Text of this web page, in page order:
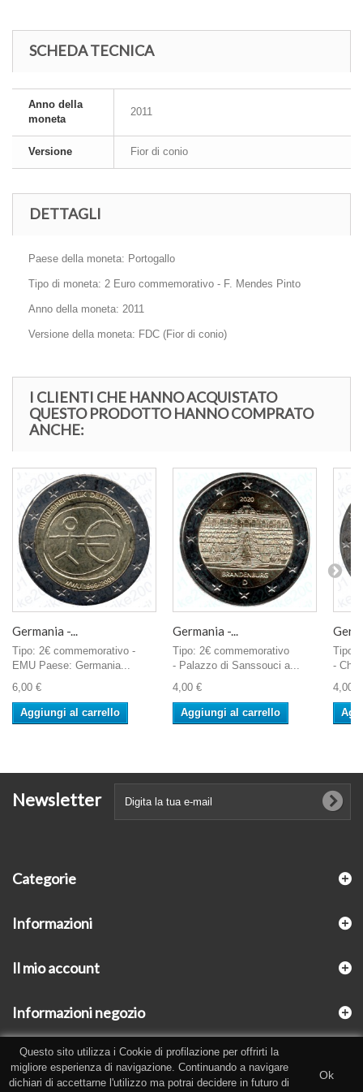
SCHEDA TECNICA
Anno della
moneta
2011
Versione Fior di conio
DETTAGLI
Paese della moneta: Portogallo
Tipo di moneta: 2 Euro commemorativo - F. Mendes Pinto
Anno della moneta: 2011
Versione della moneta: FDC (Fior di conio)
I CLIENTI CHE HANNO ACQUISTATO
QUESTO PRODOTTO HANNO COMPRATO
ANCHE:
Germania -...
Tipo: 2€ commemorativo -
EMU Paese: Germania...
6,00 €
Aggiungi al carrello
Germania -...
Tipo: 2€ commemorativo
- Palazzo di Sanssouci a...
4,00 €
Aggiungi al carrello
Tipo:
-
4,00 €
Newsletter
Categorie
Informazioni
Il mio account
Informazioni negozio
Questo sito utilizza i Cookie di profilazione per offrirti la
migliore esperienza di navigazione. Continuando a navigare
dichiari di accettarne l'utilizzo ma potrai decidere in futuro di
Ok